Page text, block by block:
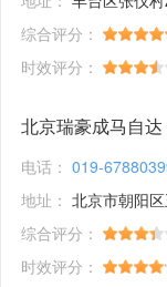
综合评分：
时效评分：
北京瑞豪成马自达
电话： 019-
地址： 北京市朝阳
综合评分：
时效评分：